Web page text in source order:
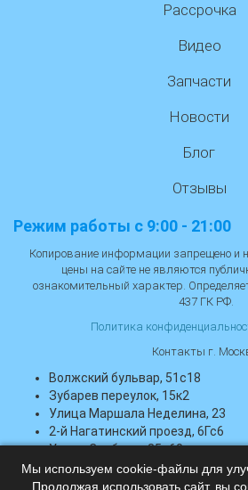
Рассрочка
Видео
Запчасти
Новости
Блог
Отзывы
Режим работы с 9:00 - 21:00
Копирование информации запрещено и
цены на сайте не являются
ознакомительный характер.
437 ГК РФ.
Политика
Контакты г.
Волжский бульвар, 51с18
Зубарев переулок, 15к2
Улица Маршала Неделина, 23
2-й Нагатинский проезд, 6Гс6
Улица Свободы, 35с60
Тропарёвская улица, 6Ас1
Мы используем cookie-файлы для
Продолжая использовать сайт, вы